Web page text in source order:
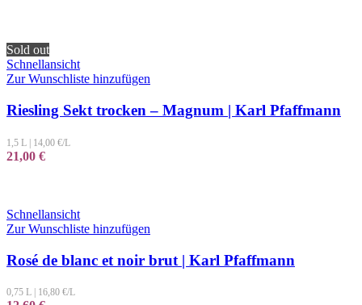
Sold out
Schnellansicht
Zur Wunschliste hinzufügen
Riesling Sekt trocken – Magnum | Karl Pfaffmann
1,5 L 14,00 €/L
21,00 €
Schnellansicht
Zur Wunschliste hinzufügen
Rosé de blanc et noir brut | Karl Pfaffmann
0,75 L 16,80 €/L